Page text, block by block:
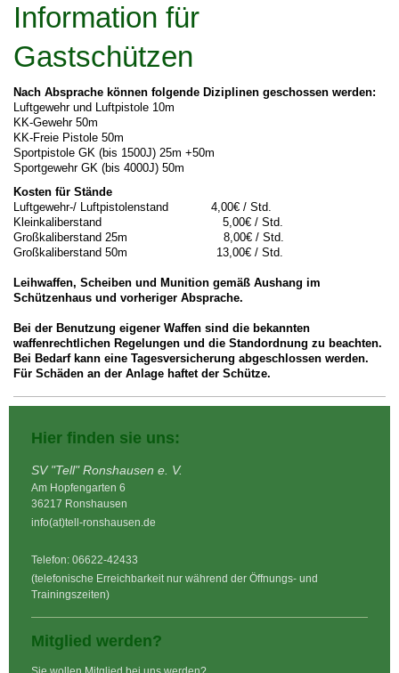
Information für
Gastschützen
Nach Absprache können folgende Diziplinen geschossen werden:
Luftgewehr und Luftpistole 10m
KK-Gewehr 50m
KK-Freie Pistole 50m
Sportpistole GK (bis 1500J) 25m +50m
Sportgewehr GK (bis 4000J) 50m
Kosten für Stände
Luftgewehr-/ Luftpistolenstand 4,00€ / Std.
Kleinkaliberstand 5,00€ / Std.
Großkaliberstand 25m 8,00€ / Std.
Großkaliberstand 50m 13,00€ / Std.
Leihwaffen, Scheiben und Munition gemäß Aushang im
Schützenhaus und vorheriger Absprache.
Bei der Benutzung eigener Waffen sind die bekannten
waffenrechtlichen Regelungen und die Standordnung zu beachten.
Bei Bedarf kann eine Tagesversicherung abgeschlossen werden.
Für Schäden an der Anlage haftet der Schütze.
Hier finden sie uns:
SV "Tell" Ronshausen e. V.
Am Hopfengarten 6
36217 Ronshausen
info(at)tell-ronshausen.de
Telefon: 06622-42433
(telefonische Erreichbarkeit nur während der Öffnungs- und
Trainingszeiten)
Mitglied werden?
Sie wollen Mitglied bei uns werden?